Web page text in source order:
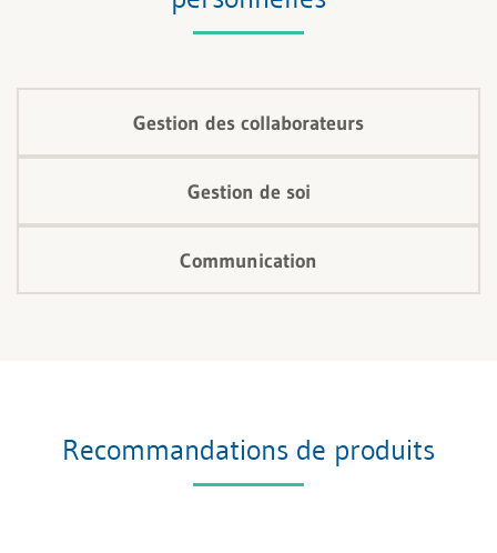
Gestion des collaborateurs
Gestion de soi
Communication
Recommandations de produits